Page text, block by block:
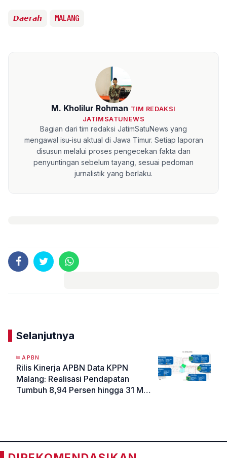
𝘿𝙖𝙚𝙧𝙖𝙝 MALANG
M. Kholilur Rohman TIM REDAKSI
JATIMSATUNEWS
Bagian dari tim redaksi JatimSatuNews yang
mengawal isu-isu aktual di Jawa Timur. Setiap laporan
disusun melalui proses pengecekan fakta dan
penyuntingan sebelum tayang, sesuai pedoman
jurnalistik yang berlaku.
Selanjutnya
APBN
Rilis Kinerja APBN Data KPPN
Malang: Realisasi Pendapatan
Tumbuh 8,94 Persen hingga 31 Mei